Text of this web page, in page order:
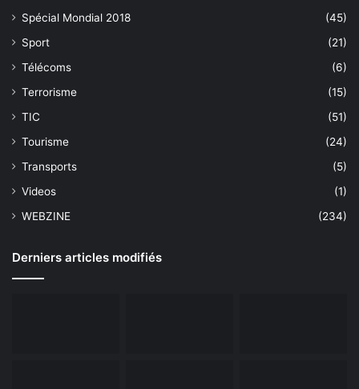
Spécial Mondial 2018
(45)
Sport
(21)
Télécoms
(6)
Terrorisme
(15)
TIC
(51)
Tourisme
(24)
Transports
(5)
Videos
(1)
WEBZINE
(234)
Derniers articles modifiés